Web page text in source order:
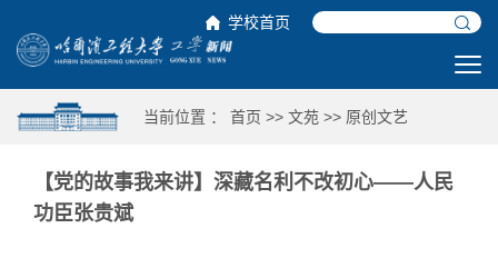
学校首页
当前位置 ： 首页 >> 文苑 >> 原创文艺
【党的故事我来讲】深藏名利不改初心——人民
功臣张贵斌